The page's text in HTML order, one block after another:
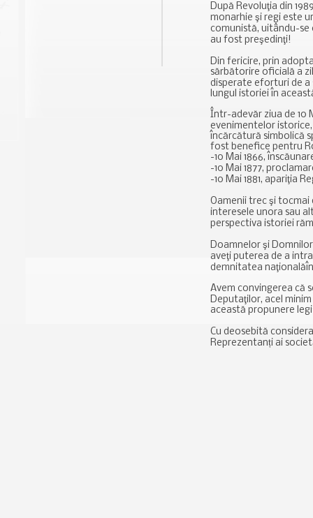
După Revoluţia din
monarhie şi regi este
comunistă, uitându-se
au fost preşedinţi!
Din fericire, prin
sărbătorire oficială a
disperate eforturi de
lungul istoriei în
Într-adevăr ziua de
evenimentelor
încărcătură simbolică
fost benefice pentru
-10 Mai 1866,
-10 Mai 1877,
-10 Mai 1881, apariţia
Oamenii trec şi
interesele unora sau
perspectiva istoriei
Doamnelor şi
aveţi puterea de a
demnitatea
Avem convingerea că
Deputaţilor, acel
această propunere
Cu deosebită
Reprezentanți ai